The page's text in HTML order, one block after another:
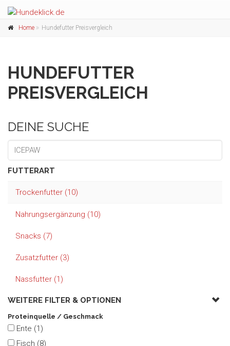
Home Hundefutter Preisvergleich
HUNDEFUTTER
PREISVERGLEICH
DEINE SUCHE
FUTTERART
Trockenfutter (10)
Nahrungsergänzung (10)
Snacks (7)
Zusatzfutter (3)
Nassfutter (1)
WEITERE FILTER & OPTIONEN
Proteinquelle / Geschmack
Ente (1)
Fisch (8)